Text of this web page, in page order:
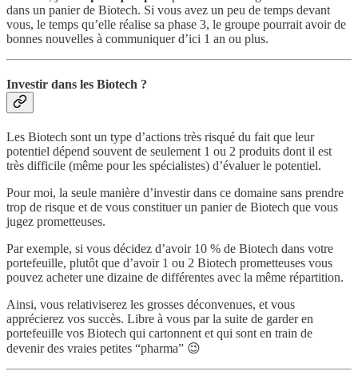
dans un panier de Biotech. Si vous avez un peu de temps devant
vous, le temps qu’elle réalise sa phase 3, le groupe pourrait avoir de
bonnes nouvelles à communiquer d’ici 1 an ou plus.
Investir dans les Biotech ?
Les Biotech sont un type d’actions très risqué du fait que leur
potentiel dépend souvent de seulement 1 ou 2 produits dont il est
très difficile (même pour les spécialistes) d’évaluer le potentiel.
Pour moi, la seule manière d’investir dans ce domaine sans prendre
trop de risque et de vous constituer un panier de Biotech que vous
jugez prometteuses.
Par exemple, si vous décidez d’avoir 10 % de Biotech dans votre
portefeuille, plutôt que d’avoir 1 ou 2 Biotech prometteuses vous
pouvez acheter une dizaine de différentes avec la même répartition.
Ainsi, vous relativiserez les grosses déconvenues, et vous
apprécierez vos succès. Libre à vous par la suite de garder en
portefeuille vos Biotech qui cartonnent et qui sont en train de
devenir des vraies petites “pharma” 😉